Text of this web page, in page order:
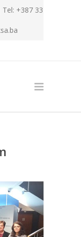
+387 33